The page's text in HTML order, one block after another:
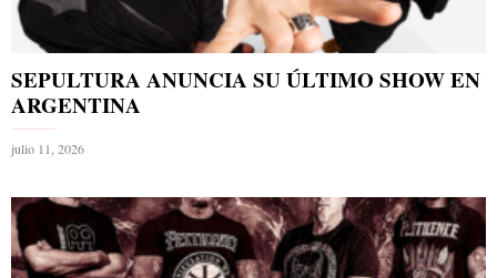
SEPULTURA ANUNCIA SU ÚLTIMO SHOW EN
ARGENTINA
julio 11, 2026